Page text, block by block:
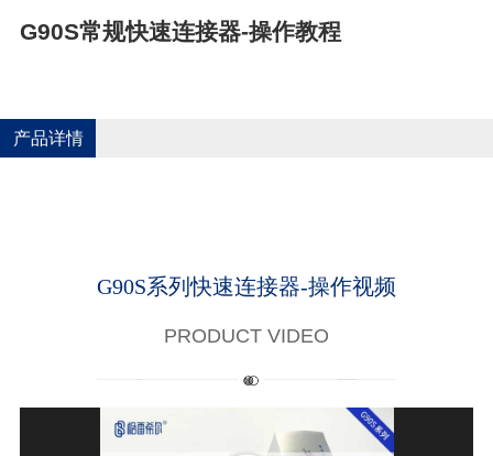
G90S常规快速连接器-操作教程
产品详情
G90S系列快速连接器-操作视频
PRODUCT VIDEO